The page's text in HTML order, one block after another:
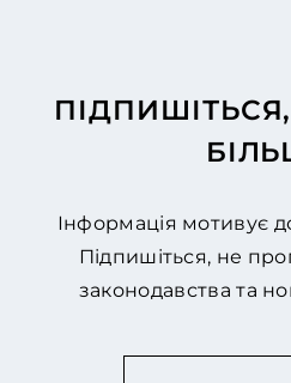
Інформація мотивує
Підпишіться, не
законодавства та